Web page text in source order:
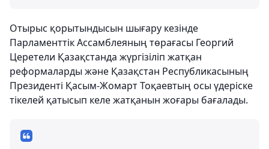
Отырыс қорытындысын шығару кезінде
Парламенттік Ассамблеяның төрағасы Георгий
Церетели Қазақстанда жүргізіліп жатқан
реформаларды және Қазақстан Республикасының
Президенті Қасым-Жомарт Тоқаевтың осы үдеріске
тікелей қатысып келе жатқанын жоғары бағалады.